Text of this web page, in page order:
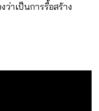
าเป็นการรื้อสร้าง